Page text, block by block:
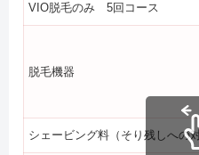
VIO脱毛のみ 5回コース
脱毛機器
シェービング料（そり残しへの対